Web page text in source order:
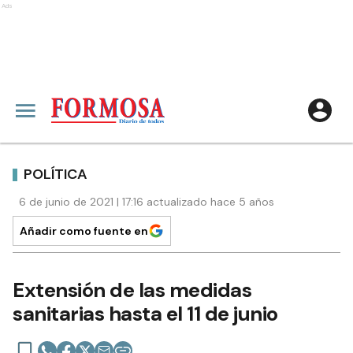
Ads
POLÍTICA
6 de junio de 2021 | 17:16 actualizado hace 5 años
Añadir como fuente en
Extensión de las medidas
sanitarias hasta el 11 de junio